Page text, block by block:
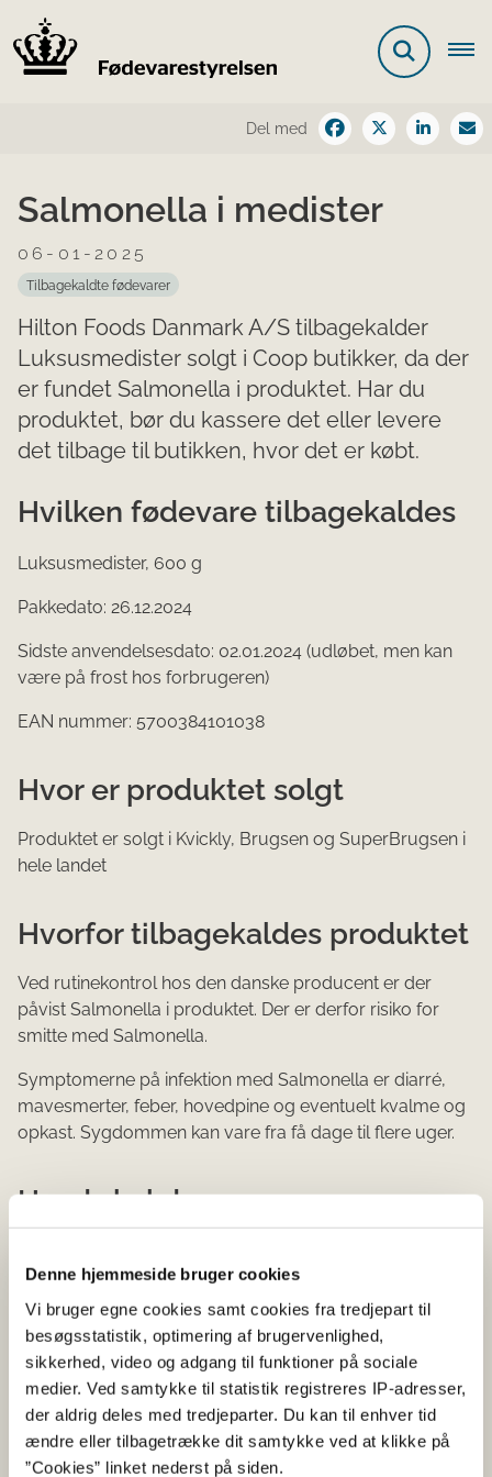
Denne hjemmeside bruger cookies
Vi bruger egne cookies samt cookies fra tredjepart til
besøgsstatistik, optimering af brugervenlighed,
sikkerhed, video og adgang til funktioner på sociale
medier. Ved samtykke til statistik registreres IP-adresser,
der aldrig deles med tredjeparter. Du kan til enhver tid
ændre eller tilbagetrække dit samtykke ved at klikke på
”Cookies” linket nederst på siden.
Del med
Salmonella i medister
06-01-2025
Tilbagekaldte fødevarer
Hilton Foods Danmark A/S tilbagekalder
Luksusmedister solgt i Coop butikker, da der
er fundet Salmonella i produktet. Har du
produktet, bør du kassere det eller levere
det tilbage til butikken, hvor det er købt.
Hvilken fødevare tilbagekaldes
Luksusmedister, 600 g
Pakkedato: 26.12.2024
Sidste anvendelsesdato: 02.01.2024 (udløbet, men kan
være på frost hos forbrugeren)
EAN nummer: 5700384101038
Hvor er produktet solgt
Produktet er solgt i Kvickly, Brugsen og SuperBrugsen i
hele landet
Hvorfor tilbagekaldes produktet
Ved rutinekontrol hos den danske producent er der
påvist Salmonella i produktet. Der er derfor risiko for
smitte med Salmonella.
Symptomerne på infektion med Salmonella er diarré,
mavesmerter, feber, hovedpine og eventuelt kvalme og
opkast. Sygdommen kan vare fra få dage til flere uger.
Hvad skal du gøre som
forbruger
Fødevarestyrelsen råder forbrugere til at levere
produktet tilbage til den butik, hvor det er købt eller at
kassere det.
Hvis du oplever symptomer i forbindelse med indtag af
produktet, bør du kontakte din egen læge.